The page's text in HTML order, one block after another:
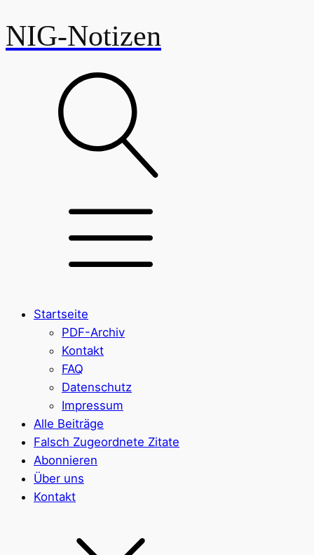
NIG-Notizen
Startseite
PDF-Archiv
Kontakt
FAQ
Datenschutz
Impressum
Alle Beiträge
Falsch Zugeordnete Zitate
Abonnieren
Über uns
Kontakt